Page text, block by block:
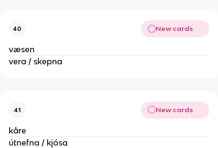
40 New cards
væsen
vera / skepna
41 New cards
kåre
útnefna / kjósa